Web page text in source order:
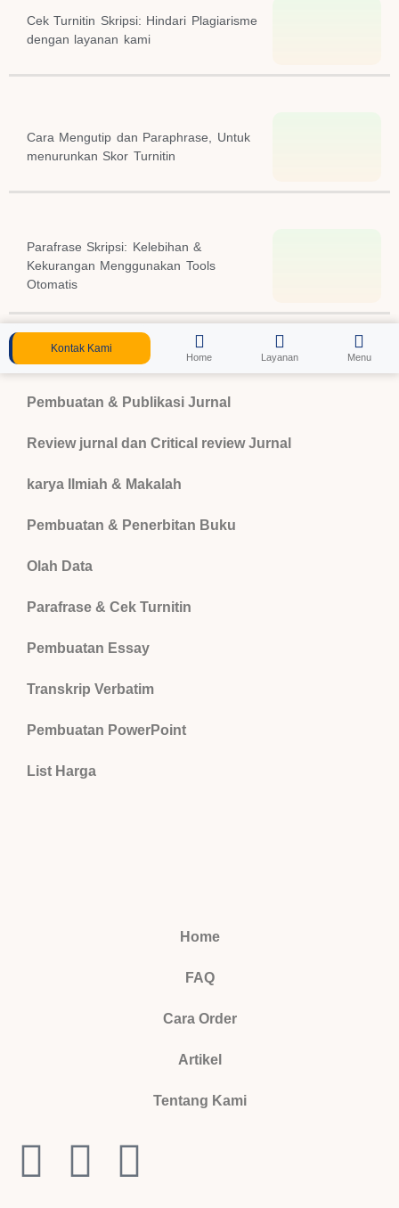
Cek Turnitin Skripsi: Hindari Plagiarisme
dengan layanan kami
Cara Mengutip dan Paraphrase, Untuk
menurunkan Skor Turnitin
Parafrase Skripsi: Kelebihan &
Kekurangan Menggunakan Tools
Otomatis
Kontak Kami
Home Layanan Menu
Pembuatan & Publikasi Jurnal
Review jurnal dan Critical review Jurnal
karya Ilmiah & Makalah
Pembuatan & Penerbitan Buku
Olah Data
Parafrase & Cek Turnitin
Pembuatan Essay
Transkrip Verbatim
Pembuatan PowerPoint
List Harga
Home
FAQ
Cara Order
Artikel
Tentang Kami